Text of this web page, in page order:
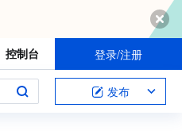
控制台 登录/注册
发布